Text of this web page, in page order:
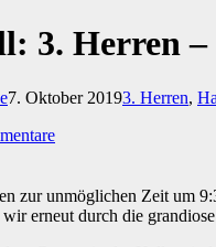
3. Herren –
7. Oktober 20193. Herren,
zur unmöglichen Zeit um
erneut durch die